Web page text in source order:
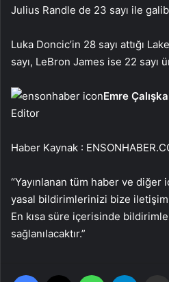
Julius Randle de 23 sayı ile
Luka Doncic’in 28 sayı attığı
sayı, LeBron James ise 22 sayı
Emre
Editor
Haber Kaynak :
“Yayınlanan tüm haber ve
yasal bildirimlerinizi bize
En kısa süre içerisinde
sağlanılacaktır.”
Facebook WhatsApp